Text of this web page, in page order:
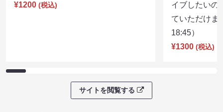
¥1200 (税込)
イブしたいの
ていただけ
18:45）
¥1300 (税込)
サイトを閲覧する